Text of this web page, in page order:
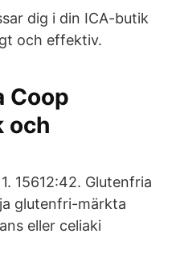
dig i din ICA-butik
och effektiv.
Coop
och
15612:42. Glutenfria
glutenfri-märkta
eller celiaki